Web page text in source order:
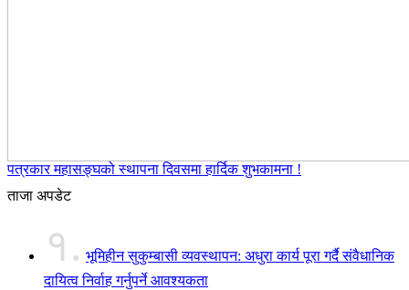
पत्रकार महासङ्घको स्थापना दिवसमा हार्दिक शुभकामना !
ताजा अपडेट
१. भूमिहीन सुकुम्बासी व्यवस्थापन: अधुरा कार्य पूरा गर्दै संवैधानिक
दायित्व निर्वाह गर्नुपर्ने आवश्यकता